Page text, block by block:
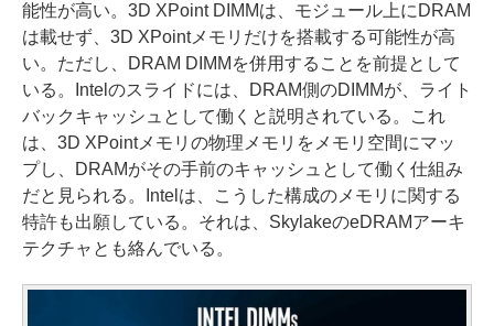
能性が高い。3D XPoint DIMMは、モジュール上にDRAM
は載せず、3D XPointメモリだけを搭載する可能性が高
い。ただし、DRAM DIMMを併用することを前提として
いる。Intelのスライドには、DRAM側のDIMMが、ライト
バックキャッシュとして働くと説明されている。これ
は、3D XPointメモリの物理メモリをメモリ空間にマッ
プし、DRAMがその手前のキャッシュとして働く仕組み
だと見られる。Intelは、こうした構成のメモリに関する
特許も出願している。それは、SkylakeのeDRAMアーキ
テクチャとも絡んでいる。